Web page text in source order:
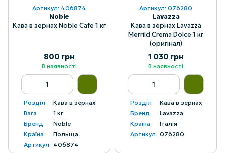
Артикул: 406874
Noble
Кава в зернах Noble Cafe 1 кг
800 грн
В наявності
Розділ
Кава в зернах
Вага
1 кг
Бренд
Noble
Країна
Польща
Артикул
406874
Артикул: 076280
Lavazza
Кава в зернах Lavazza
Merrild Crema Dolce 1 кг
(оригінал)
1 030 грн
В наявності
Розділ
Кава в зернах
Бренд
Lavazza
Країна
Італія
Артикул 076280